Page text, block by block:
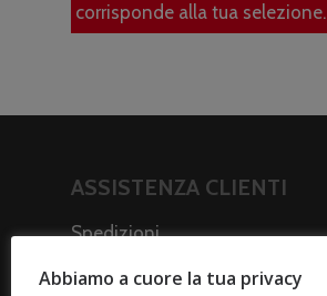
corrisponde alla tua selezione.
ASSISTENZA CLIENTI
Spedizioni
Metodi di pagamento
Abbiamo a cuore la tua privacy